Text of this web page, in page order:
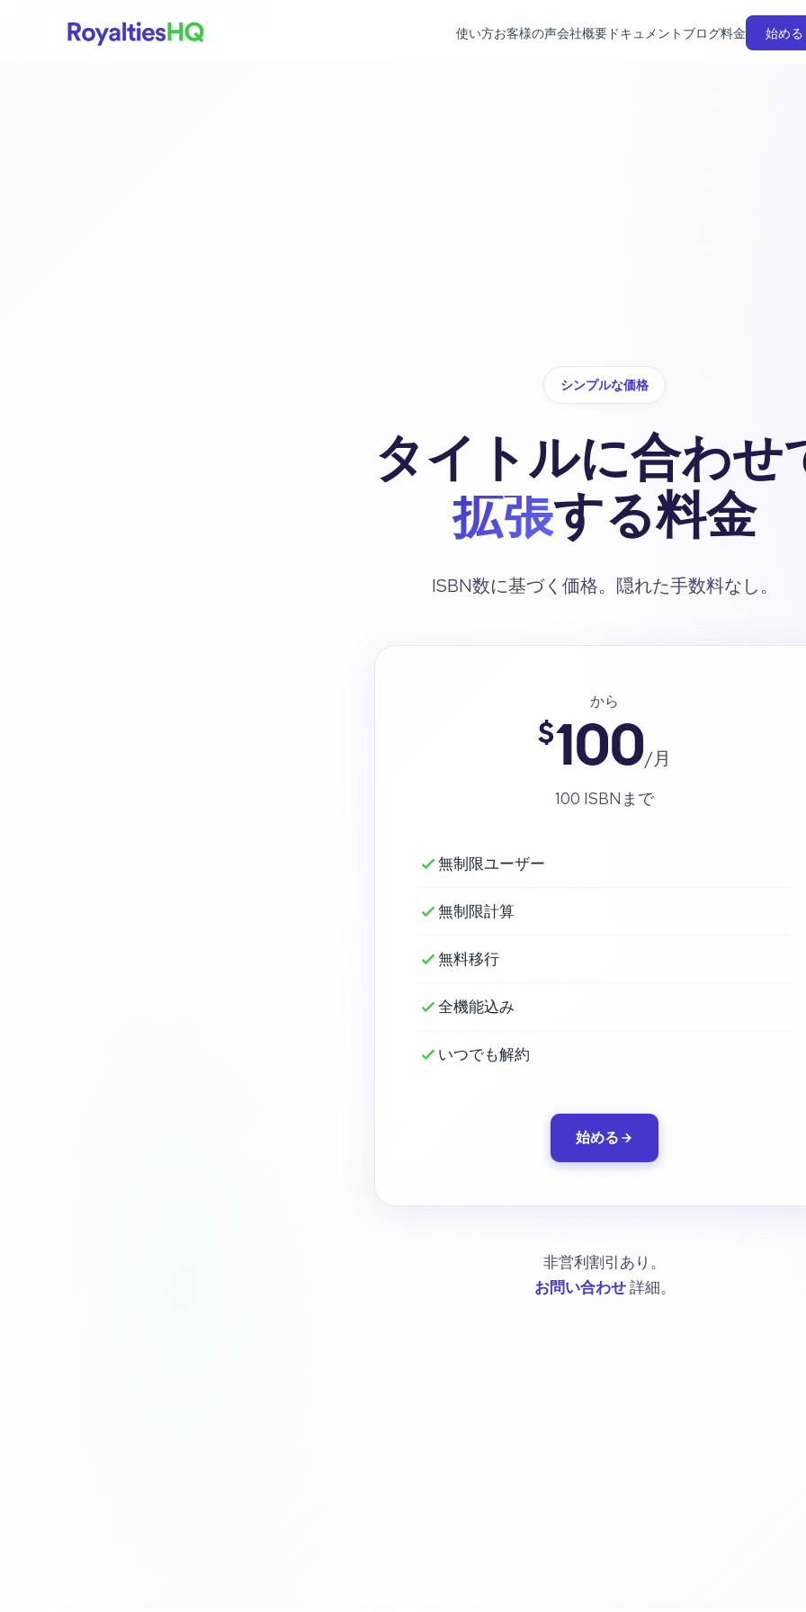
使い方お客様の声会社概要ドキュメント ブログ料金 始める
シンプルな価格
タイトルに合わせ
拡張する料金
ISBN数に基づく価格。隠れた手数料なし。
から
$100/月
100 ISBNまで
無制限ユーザー
無制限計算
無料移行
全機能込み
いつでも解約
始める
非営利割引あり。
お問い合わせ詳細。